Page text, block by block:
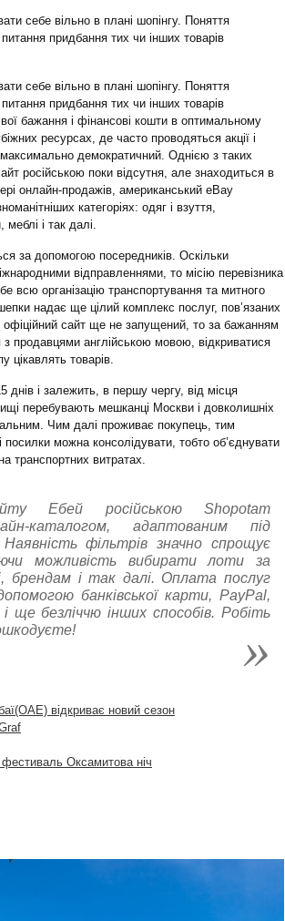
себе вільно в плані шопінгу. Поняття
придбання тих чи інших товарів
себе вільно в плані шопінгу. Поняття
придбання тих чи інших товарів
бажання і фінансові кошти в оптимальному
ресурсах, де часто проводяться акції і
демократичний. Однією з таких
російською поки відсутня, але знаходиться в
онлайн-продажів, американський eBay
категоріях: одяг і взуття,
меблі і так далі.
за допомогою посередників. Оскільки
відправленнями, то місію перевізника
всю організацію транспортування та митного
надає ще цілий комплекс послуг, пов’язаних
сайт ще не запущений, то за бажанням
продавцями англійською мовою, відкриватися
цікавлять товарів.
і залежить, в першу чергу, від місця
перебувають мешканці Москви і довколишніх
Чим далі проживає покупець, тим
можна консолідувати, тобто об’єднувати
транспортних витратах.
Ебей російською Shopotam
каталогом, адаптованим під
Наявність фільтрів значно спрощує
можливість вибирати лоти за
брендам і так далі. Оплата послуг
банківської карти, PayPal,
ще безліччю інших способів. Робіть
відкриває новий сезон
Оксамитова ніч